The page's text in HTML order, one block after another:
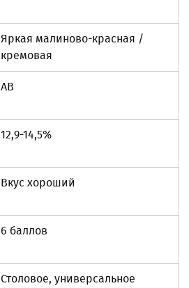
Яркая малиново-красная /
кремовая
АB
12,9-14,5%
Вкус хороший
6 баллов
Столовое, универсальное